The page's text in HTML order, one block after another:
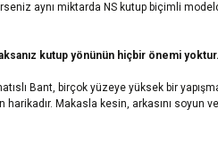
aynı miktarda NS kutup biçimli
kutup yönünün hiçbir önemi yoktur.
Bant, birçok yüzeye yüksek bir
Makasla kesin, arkasını soyun